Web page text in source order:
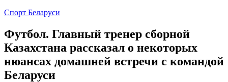
Спорт Беларуси
Футбол. Главный тренер сборной
Казахстана рассказал о некоторых
нюансах домашней встречи с командой
Беларуси